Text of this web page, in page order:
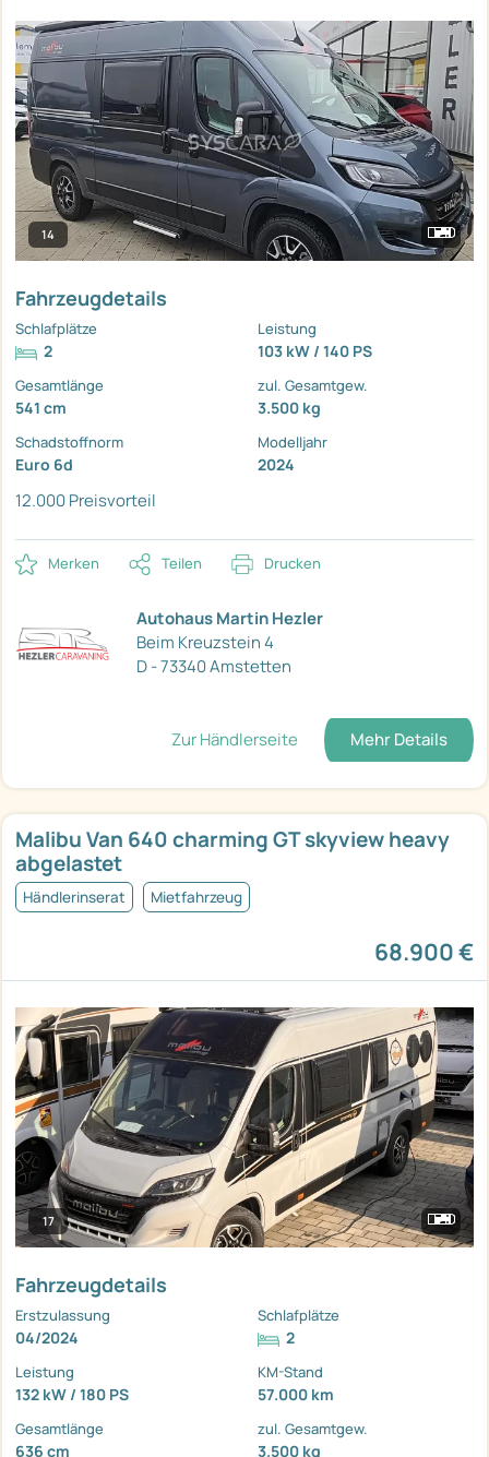
14
Fahrzeugdetails
Schlafplätze
2
Leistung
103 kW / 140 PS
Gesamtlänge
541 cm
zul. Gesamtgew.
3.500 kg
Schadstoffnorm
Euro 6d
Modelljahr
2024
12.000 Preisvorteil
Merken Teilen Drucken
Autohaus Martin Hezler
Beim Kreuzstein 4
D - 73340 Amstetten
Zur Händlerseite Mehr Details
Malibu Van 640 charming GT skyview heavy
abgelastet
Händlerinserat Mietfahrzeug
68.900 €
17
Fahrzeugdetails
Erstzulassung
04/2024
Schlafplätze
2
Leistung
132 kW / 180 PS
KM-Stand
57.000 km
Gesamtlänge
636 cm
zul. Gesamtgew.
3.500 kg